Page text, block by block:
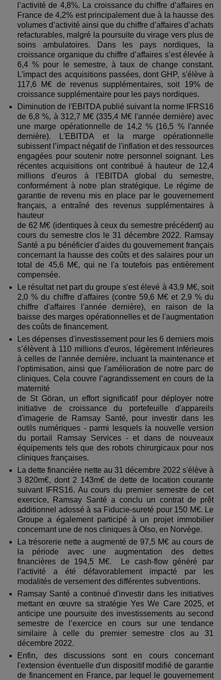
l’activité de 4,8%. La croissance du chiffre d’affaires en
France de 4,2% est principalement due à la hausse des
volumes d’activité ainsi que du chiffre d’affaires d’achats
refacturables, malgré la poursuite du virage vers plus de
soins ambulatoires. Dans les pays nordiques, la
croissance organique du chiffre d’affaires s’est élevée à
6,4 % pour le semestre, à taux de change constant.
L'impact des acquisitions passées, dont GHP, s'élève à
117,6 M€ de revenus supplémentaires, soit 19% de
croissance supplémentaire pour les pays nordiques.
Diminution de l'EBITDA publié suivant la norme IFRS16
de 6,8 %, à 312,7 M€ (335,4 M€ l'année dernière) avec
une marge opérationnelle de 14,2 % (16,5 % l'année
dernière). L'EBITDA et la marge opérationnelle
subissent l’impact négatif de l'inflation et des ressources
engagées pour soutenir notre personnel soignant. Les
récentes acquisitions ont contribué à hauteur de 12,4
millions d'euros à l'EBITDA global du semestre,
conformément à notre plan stratégique. Le régime de
garantie de revenu mis en place par le gouvernement
français, a entraîné des revenus supplémentaires à
hauteur
de 62 M€ (identiques à ceux du semestre précédent) au
cours du semestre clos le 31 décembre 2022. Ramsay
Santé a pu bénéficier d'aides du gouvernement français
concernant la hausse des coûts et des salaires pour un
total de 45,6 M€, qui ne l'a toutefois pas entièrement
compensée.
Le résultat net part du groupe s'est élevé à 43,9 M€, soit
2,0 % du chiffre d'affaires (contre 59,6 M€ et 2,9 % du
chiffre d'affaires l'année dernière), en raison de la
baisse des marges opérationnelles et de l'augmentation
des coûts de financement.
Les dépenses d'investissement pour les 6 derniers mois
s’élèvent à 110 millions d'euros, légèrement inférieures
à celles de l'année dernière, incluant la maintenance et
l'optimisation, ainsi que l'amélioration de notre parc de
cliniques. Cela couvre l’agrandissement en cours de la
maternité
de St Göran, un effort significatif pour déployer notre
initiative de croissance du portefeuille d'appareils
d'imagerie de Ramsay Santé, pour investir dans les
outils numériques - parmi lesquels la nouvelle version
du portail Ramsay Services - et dans de nouveaux
équipements tels que des robots chirurgicaux pour nos
cliniques françaises.
La dette financière nette au 31 décembre 2022 s'élève à
3 820m€, dont 2 143m€ de dette de location courante
suivant IFRS16. Au cours du premier semestre de cet
exercice, Ramsay Santé a conclu un contrat de prêt
additionnel adossé à sa Fiducie-sureté pour 150 M€. Le
Groupe a également participé à un projet immobilier
concernant une de nos cliniques à Olso, en Norvège.
La trésorerie nette a augmenté de 97,5 M€ au cours de
la période avec une augmentation des dettes
financières de 194,5 M€. Le cash-flow généré par
l’activité a été défavorablement impacté par les
modalités de versement des différentes subventions.
Ramsay Santé a continué d'investir dans les initiatives
mettant en œuvre sa stratégie Yes We Care 2025, et
anticipe une poursuite des investissements au second
semestre de l’exercice en cours sur une tendance
similaire à celle du premier semestre clos au 31
décembre 2022.
Enfin, des discussions sont en cours concernant
l'extension éventuelle d'un dispositif modifié de garantie
de financement en France, par lequel le gouvernement